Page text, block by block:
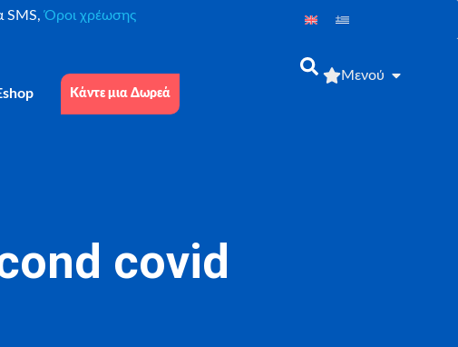
SMS,Όροι χρέωσης
Κάντε μια Δωρεά
Μενού
covid